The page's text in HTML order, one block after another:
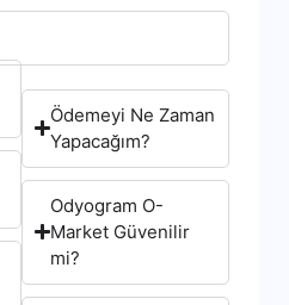
Ödemeyi Ne Zaman
Yapacağım?
Odyogram O-
Market Güvenilir
mi?